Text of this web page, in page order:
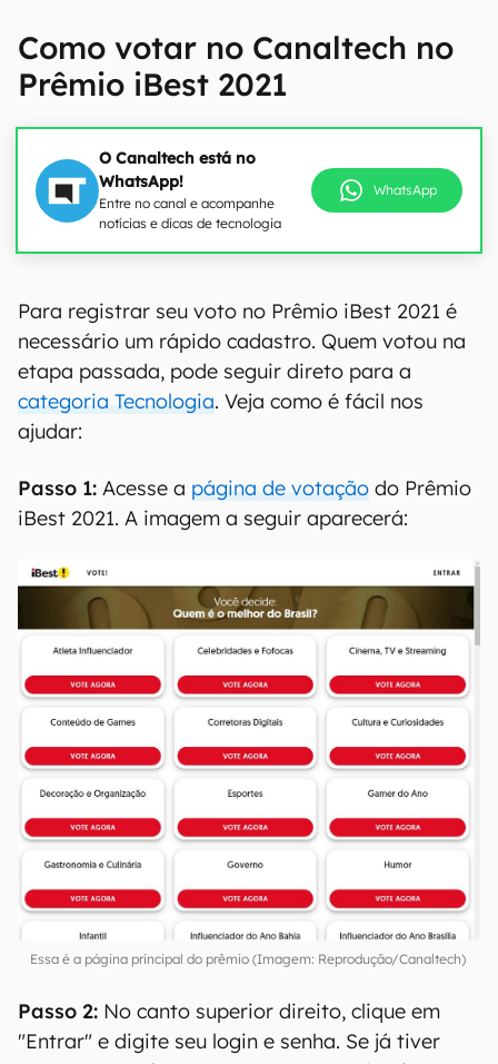
Como votar no Canaltech no
Prêmio iBest 2021
O Canaltech está no
WhatsApp!
Entre no canal e acompanhe
notícias e dicas de tecnologia
WhatsApp
00:00 21:11
Para registrar seu voto no Prêmio iBest 2021 é
necessário um rápido cadastro. Quem votou na
etapa passada, pode seguir direto para a
categoria Tecnologia. Veja como é fácil nos
ajudar:
Passo 1:Acesse apágina de votaçãodo Prêmio
iBest 2021. A imagem a seguir aparecerá: